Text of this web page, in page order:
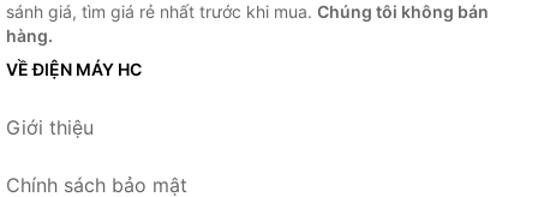
sánh giá, tìm giá rẻ nhất trước khi mua. Chúng tôi không bán
hàng.
VỀ ĐIỆN MÁY HC
Giới thiệu
Chính sách bảo mật